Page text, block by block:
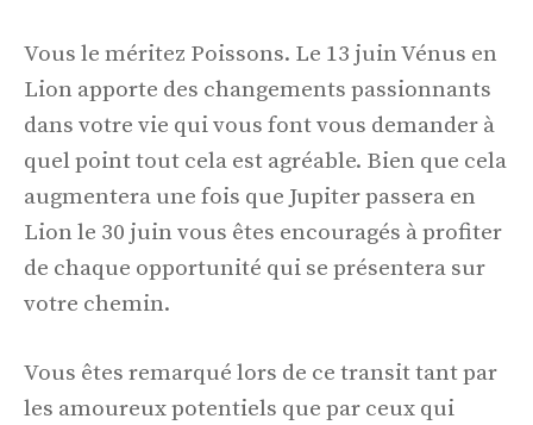
Vous le méritez Poissons. Le 13 juin Vénus en
Lion apporte des changements passionnants
dans votre vie qui vous font vous demander à
quel point tout cela est agréable. Bien que cela
augmentera une fois que Jupiter passera en
Lion le 30 juin vous êtes encouragés à profiter
de chaque opportunité qui se présentera sur
votre chemin.
Vous êtes remarqué lors de ce transit tant par
les amoureux potentiels que par ceux qui